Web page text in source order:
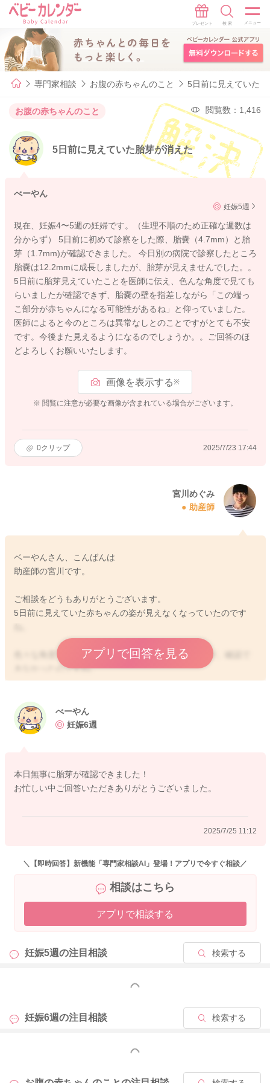
専門家相談 お腹の赤ちゃんのこと 5日前に見えていた
お腹の赤ちゃんのこと 閲覧数：1,416
5日前に見えていた胎芽が消えた
べーやん
妊娠5週
現在、妊娠4〜5週の妊婦です。（生理不順のため正確な週数は
分からず） 5日前に初めて診察をした際、胎嚢（4.7mm）と胎
芽（1.7mm)が確認できました。 今日別の病院で診察したところ
胎嚢は12.2mmに成長しましたが、胎芽が見えませんでした。。
5日前に胎芽見えていたことを医師に伝え、色んな角度で見ても
らいましたが確認できず、胎嚢の壁を指差しながら「この端っ
こ部分が赤ちゃんになる可能性があるね」と仰っていました。
医師によると今のところは異常なしとのことですがとても不安
です。今後また見えるようになるのでしょうか。。ご回答のほ
どよろしくお願いいたします。
画像を表示する※
※ 閲覧に注意が必要な画像が含まれている場合がございます。
0クリップ 2025/7/23 17:44
宮川めぐみ
助産師
ベーやんさん、こんばんは
助産師の宮川です。
ご相談をどうもありがとうございます。
5日前に見えていた赤ちゃんの姿が見えなくなっていたのです
色々な角度で見てもらっていたということなのですが、確認で
きなかったのですね。
胎嚢が順調に大きくなっていたこともあるようなので、角度に
なので次回の診察の時には見えることもあるのではないかと思
いました。
けたらと思います。
どうぞよろしくお願いします。
アプリで回答を見る
べーやん
妊娠6週
本日無事に胎芽が確認できました！
お忙しい中ご回答いただきありがとうございました。
2025/7/25 11:12
＼【即時回答】新機能「専門家相談AI」登場！アプリで今すぐ相談／
相談はこちら
アプリで相談する
妊娠5週の注目相談 検索する
もっと見る
妊娠6週の注目相談 検索する
もっと見る